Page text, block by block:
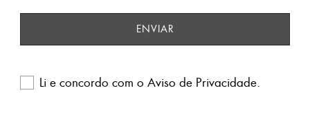
Li e concordo com oAviso de Privacidade.